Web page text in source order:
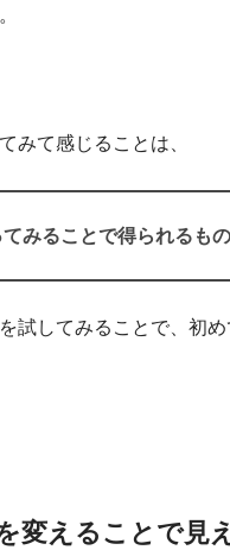
みて感じることは、
みることで得られるもの
試してみることで、初
変えることで見